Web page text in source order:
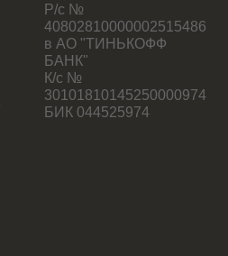
Р/с №
40802810000002515486
в АО "ТИНЬКОФФ
БАНК"
К/с №
30101810145250000974
БИК 044525974